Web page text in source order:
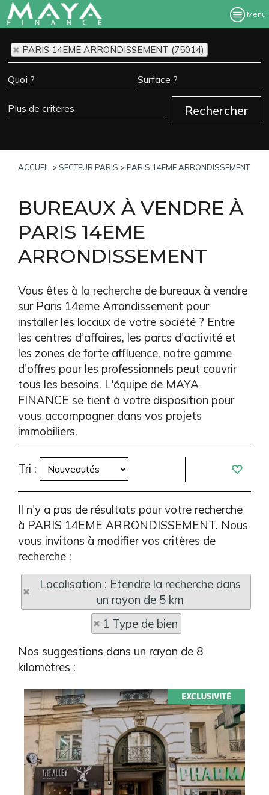
Menu
PARIS 14EME ARRONDISSEMENT (75014)
ACCUEIL > SECTEUR PARIS >PARIS 14EME ARRONDISSEMENT
BUREAUX À VENDRE À
PARIS 14EME
ARRONDISSEMENT
Vous êtes à la recherche de bureaux à vendre
sur Paris 14eme Arrondissement pour
installer les locaux de votre société ? Entre
les centres d'affaires, les parcs d'activité et
les zones de forte affluence, notre gamme
d'offres pour les professionnels peut couvrir
tous les besoins. L'équipe de MAYA
FINANCE se tient à votre disposition pour
vous accompagner dans vos projets
immobiliers.
Tri :
Il n'y a pas de résultats pour votre recherche
à PARIS 14EME ARRONDISSEMENT. Nous
vous invitons à modifier vos critères de
recherche :
Localisation : Etendre la recherche dans
un rayon de 5 km
1 Type de bien
Nos suggestions dans un rayon de 8
kilomètres :